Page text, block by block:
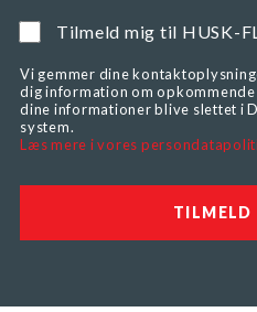
Tilmeld mig til HUSK-
Vi gemmer dine
dig information om
dine informationer blive slettet i
system.
Læs mere i vores